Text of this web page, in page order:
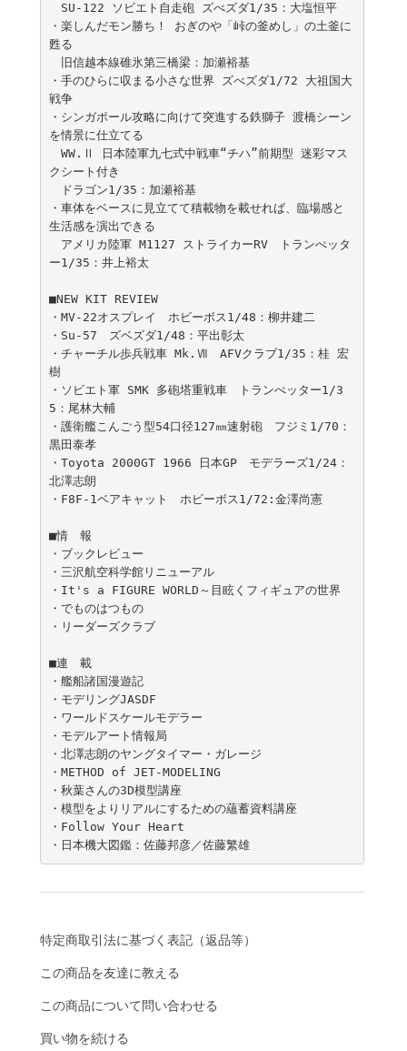
SU-122 ソビエト自走砲 ズべズダ1/35：大塩恒平
・楽しんだモン勝ち！ おぎのや「峠の釜めし」の土釜に
甦る
旧信越本線碓氷第三橋梁：加瀬裕基
・手のひらに収まる小さな世界 ズべズダ1/72 大祖国大
戦争
・シンガポール攻略に向けて突進する鉄獅子 渡橋シーン
を情景に仕立てる
WW.Ⅱ 日本陸軍九七式中戦車“チハ”前期型 迷彩マス
クシート付き
ドラゴン1/35：加瀬裕基
・車体をベースに見立てて積載物を載せれば、臨場感と
生活感を演出できる
アメリカ陸軍 M1127 ストライカーRV　トランぺッタ
ー1/35：井上裕太
■NEW KIT REVIEW
・MV-22オスプレイ　ホビーボス1/48：柳井建二
・Su-57　ズベズダ1/48：平出彰太
・チャーチル歩兵戦車 Mk.Ⅶ　AFVクラブ1/35：桂 宏
樹
・ソビエト軍 SMK 多砲塔重戦車　トランぺッター1/3
5：尾林大輔
・護衛艦こんごう型54口径127㎜速射砲　フジミ1/70：
黒田泰孝
・Toyota 2000GT 1966 日本GP　モデラーズ1/24：
北澤志朗
・F8F-1ベアキャット　ホビーボス1/72:金澤尚憲
■情　報
・ブックレビュー
・三沢航空科学館リニューアル
・It's a FIGURE WORLD～目眩くフィギュアの世界
・でものはつもの
・リーダーズクラブ
■連　載
・艦船諸国漫遊記
・モデリングJASDF
・ワールドスケールモデラー
・モデルアート情報局
・北澤志朗のヤングタイマー・ガレージ
・METHOD of JET-MODELING
・秋葉さんの3D模型講座
・模型をよりリアルにするための蘊蓄資料講座
・Follow Your Heart
特定商取引法に基づく表記（返品等）
この商品を友達に教える
この商品について問い合わせる
買い物を続ける